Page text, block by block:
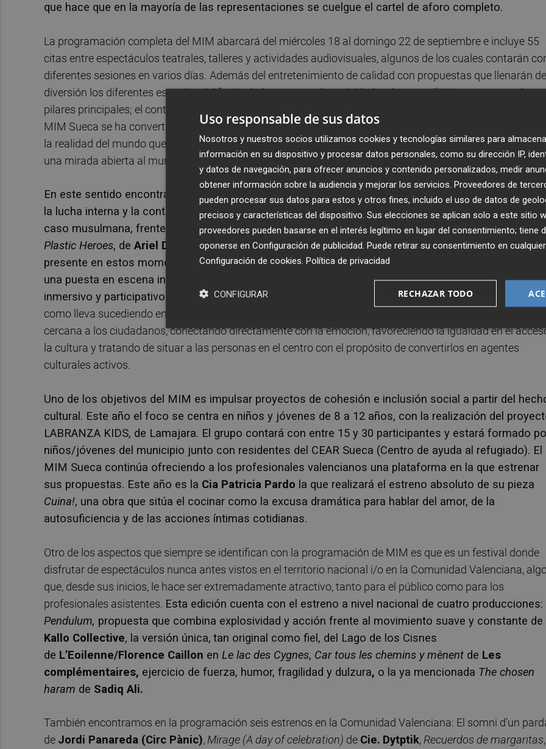
que hace que en la mayoría de las representaciones se cuelgue el cartel de aforo completo.
La programación completa del MIM abarcará del miércoles 18 al domingo 22 de septiembre e incluye 55
citas entre espectáculos teatrales, talleres y actividades audiovisuales, algunos de los cuales contarán
diferentes sesiones en varios días. Además del entretenimiento de calidad con propuestas que llenarán de
diversión los diferentes espacios del festival, el programa de actividades de esta edición cuenta con dos
pilares principales; el contenido social de las propuestas y el apoyo a la comunidad local y la integración.
MIM Sueca se ha convertido en una plataforma idónea para ofrecer al ciudadano propuestas que
la realidad del mundo que nos rodea y que cuestionen los límites y las estructuras convencionales.
una mirada abierta al mundo, transformándola en poesía escénica y que invite a la reflexión.
En este sentido encontramos propuestas como The Chosen Haram de Sadiq Ali
, en la que se
la lucha interna y la contradicción entre lo impuesto y lo asumido por la religión y la cultura, en este
caso musulmana, frente a asumir la realidad de quien se es dentro de la comunidad LGTBQ+.
Plastic Heroes, de Ariel Doron
, un relato ácido que pone el foco en un tema tan brutal, doloroso y
presente en estos momentos como la guerra.Miragede laCie Dyptik
una puesta en escena inspirada en el campo de refugiados de Balata (Cisjordania). Un espectáculo
inmersivo y participativo que crece hasta la apoteosis para denunciar la tortura y la injusticia.
como lleva sucediendo en las últimas ediciones, el MIM Sueca busca ser una cita cultural compartida y
cercana a los ciudadanos, conectando directamente con la emoción, favoreciendo la igualdad en el
la cultura y tratando de situar a las personas en el centro con el propósito de convertirlos en agentes
culturales activos.
Uno de los objetivos del MIM es impulsar proyectos de cohesión e inclusión social a partir del
cultural. Este año el foco se centra en niños y jóvenes de 8 a 12 años, con la realización del
LABRANZA KIDS, de Lamajara. El grupo contará con entre 15 y 30 participantes y estará formado
niños/jóvenes del municipio junto con residentes del CEAR Sueca (Centro de ayuda al refugiado). El
MIM Sueca continúa ofreciendo a los profesionales valencianos una plataforma en la que estrenar
sus propuestas. Este año es la Cia Patricia Pardo la que realizará el estreno absoluto de su pieza
Cuina!, una obra que sitúa el cocinar como la excusa dramática para hablar del amor, de la
autosuficiencia y de las acciones íntimas cotidianas.
Otro de los aspectos que siempre se identifican con la programación de MIM es que es un festival donde
disfrutar de espectáculos nunca antes vistos en el territorio nacional i/o en la Comunidad Valenciana,
que, desde sus inicios, le hace ser extremadamente atractivo, tanto para el público como para los
profesionales asistentes. Esta edición cuenta con el estreno a nivel nacional de cuatro producciones:
Pendulum, propuesta que combina explosividad y acción frente al movimiento suave y constante de
Kallo Collective, la versión única, tan original como fiel, del Lago de los Cisnes
de L’Eoilenne/Florence Caillon en Le lac des Cygnes, Car tous les chemins y mènent de Les
complémentaires, ejercicio de fuerza, humor, fragilidad y dulzura, o la ya mencionada The chosen
haram de Sadiq Ali.
También encontramos en la programación seis estrenos en la Comunidad Valenciana: El somni d’un
de Jordi Panareda (Circ Pànic), Mirage (A day of celebration) de Cie. Dytptik, Recuerdos de margaritas,
Uso responsable de sus datos
Nosotros y nuestros socios utilizamos cookies y tecnologías similares para
información en su dispositivo y procesar datos personales, como su dirección IP,
y datos de navegación, para ofrecer anuncios y contenido personalizados, medir
obtener información sobre la audiencia y mejorar los servicios. Proveedores de
pueden procesar sus datos para estos y otros fines, incluido el uso de datos de
precisos y características del dispositivo. Sus elecciones se aplican solo a este sitio
proveedores pueden basarse en el interés legítimo en lugar del consentimiento; tiene
oponerse en Configuración de publicidad . Puede retirar su consentimiento en
Configuración de cookies Política de privacidad
RECHAZAR TODO
CONFIGURAR